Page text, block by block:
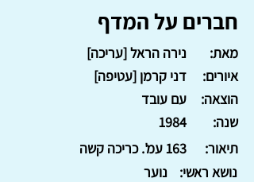
חברים על המדף
נירה הראל [עריכה]
מאת:
דני קרמן [עטיפה]
איורים:
עם עובד
הוצאה:
1984
שנה:
163 עמ'. כריכה קשה
תיאור:
נוער
נושא ראשי: